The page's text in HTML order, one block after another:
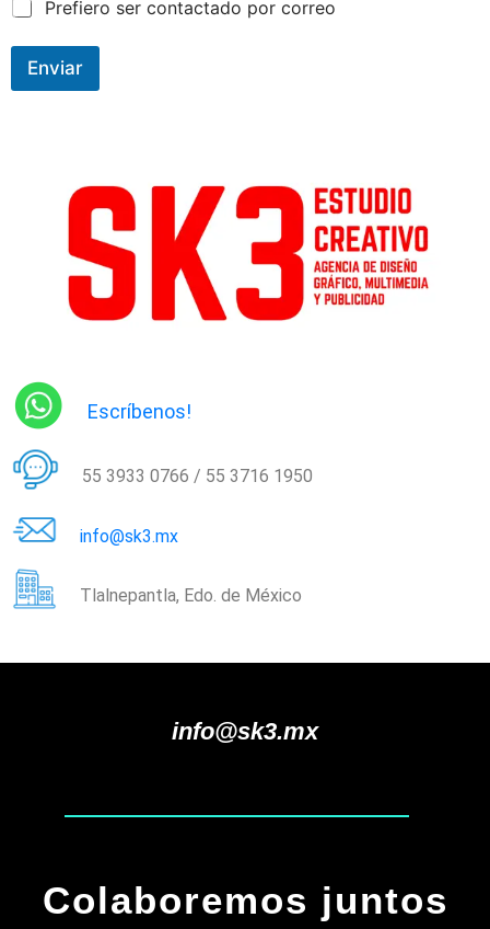
Prefiero ser contactado por correo
Enviar
Escríbenos!
55 3933 0766 / 55 3716 1950
info@sk3.mx
Tlalnepantla, Edo. de México
info@sk3.mx
Colaboremos juntos